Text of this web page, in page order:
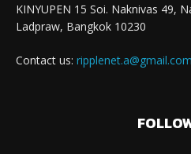
KINYUPEN 15 Soi. Naknivas 49,
Ladpraw, Bangkok 10230
Contact us: ripplenet.a@gmail.com